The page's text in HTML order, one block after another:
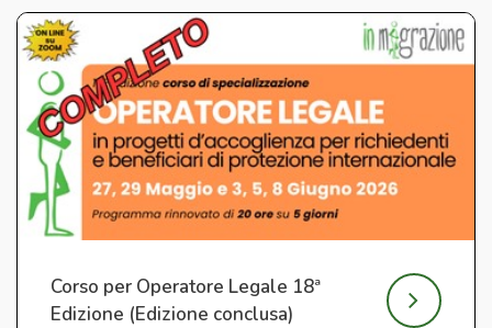
Corso per Operatore Legale 18ª
Edizione (Edizione conclusa)